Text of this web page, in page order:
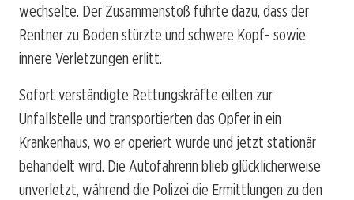
wechselte. Der Zusammenstoß führte dazu, dass der
Rentner zu Boden stürzte und schwere Kopf- sowie
innere Verletzungen erlitt.
Sofort verständigte Rettungskräfte eilten zur
Unfallstelle und transportierten das Opfer in ein
Krankenhaus, wo er operiert wurde und jetzt stationär
behandelt wird. Die Autofahrerin blieb glücklicherweise
unverletzt, während die Polizei die Ermittlungen zu den